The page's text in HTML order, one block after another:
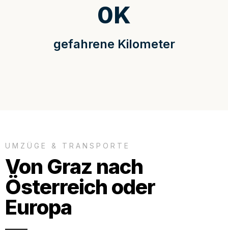
gefahrene Kilometer
0K
UMZÜGE & TRANSPORTE
Von Graz nach
Österreich oder
Europa